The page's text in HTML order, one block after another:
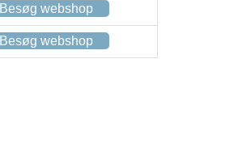
Besøg webshop
Besøg webshop